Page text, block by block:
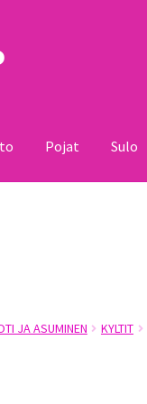
Pojat Sulo
JA ASUMINEN KYLTIT